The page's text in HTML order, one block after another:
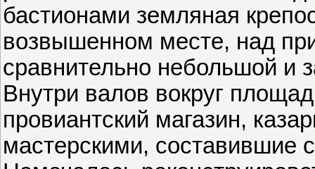
бастионами земляная
возвышенном месте, над
сравнительно небольшой и
Внутри валов вокруг
провиантский магазин,
мастерскими, составившие